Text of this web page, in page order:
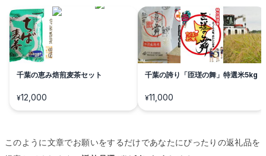
千葉の恵み焙煎麦茶セット
¥12,000
千葉の誇り「匝瑳の舞」特選米5kg
¥11,000
このように文章でお願いをするだけであなたにぴったりの返礼品を